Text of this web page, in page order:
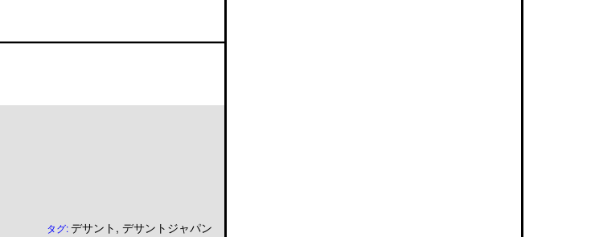
タグ:デサント , デサントジャパン